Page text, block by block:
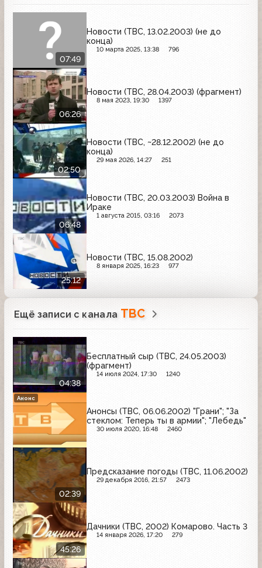
07:49
Новости (ТВС, 13.02.2003) (не до
конца)
10 марта 2025, 13:38 796
06:26
Новости (ТВС, 28.04.2003) (фрагмент)
8 мая 2023, 19:30 1397
02:50
Новости (ТВС, ~28.12.2002) (не до
конца)
29 мая 2026, 14:27 251
06:48
Новости (ТВС, 20.03.2003) Война в
Ираке
1 августа 2015, 03:16 2073
25:12
Новости (ТВС, 15.08.2002)
8 января 2025, 16:23 977
Ещё записи с канала ТВС
04:38
Бесплатный сыр (ТВС, 24.05.2003)
(фрагмент)
14 июля 2024, 17:30 1240
Анонсы (ТВС, 06.06.2002) "Грани"; "За
стеклом: Теперь ты в армии"; "Лебедь"
30 июля 2020, 16:48 2460
Анонс
02:39
Предсказание погоды (ТВС, 11.06.2002)
29 декабря 2016, 21:57 2473
45:26
Дачники (ТВС, 2002) Комарово. Часть 3
14 января 2026, 17:20 279